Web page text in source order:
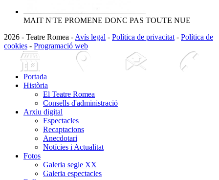
MAIT N'TE PROMENE DONC PAS TOUTE NUE
2026 - Teatre Romea - Avís legal - Política de privacitat - Política de
cookies - Programació web
Portada
Història
El Teatre Romea
Consells d'administració
Arxiu digital
Espectacles
Recaptacions
Anecdotari
Notícies i Actualitat
Fotos
Galeria segle XX
Galeria espectacles